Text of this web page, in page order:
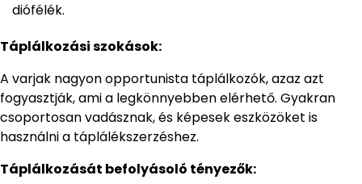
diófélék.
Táplálkozási szokások:
A varjak nagyon opportunista táplálkozók, azaz azt
fogyasztják, ami a legkönnyebben elérhető. Gyakran
csoportosan vadásznak, és képesek eszközöket is
használni a táplálékszerzéshez.
Táplálkozását befolyásoló tényezők: